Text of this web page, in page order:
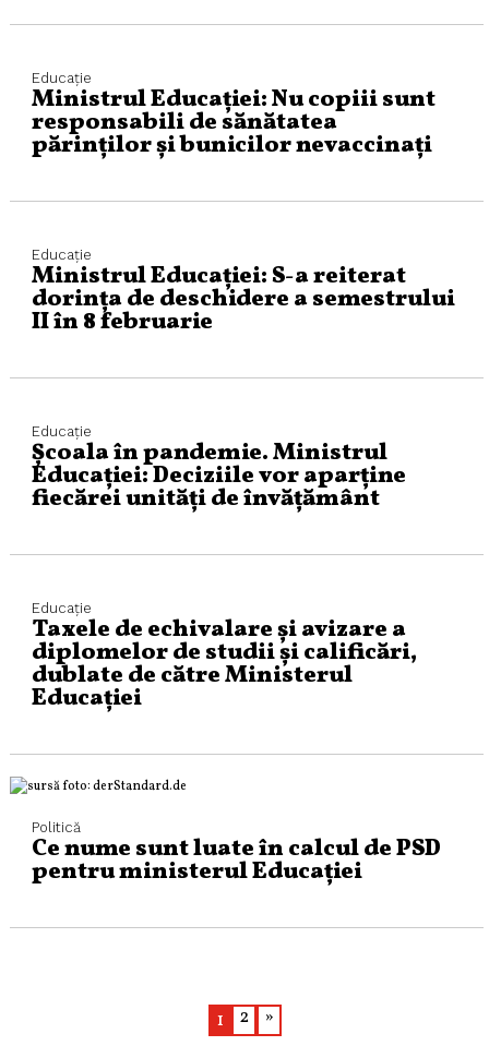
Educaţie
Ministrul Educației: Nu copiii sunt
responsabili de sănătatea
părinților și bunicilor nevaccinați
Educaţie
Ministrul Educației: S-a reiterat
dorința de deschidere a semestrului
II în 8 februarie
Educaţie
Școala în pandemie. Ministrul
Educației: Deciziile vor aparține
fiecărei unități de învățământ
Educaţie
Taxele de echivalare şi avizare a
diplomelor de studii şi calificări,
dublate de către Ministerul
Educației
Politică
Ce nume sunt luate în calcul de PSD
pentru ministerul Educației
1 2 »